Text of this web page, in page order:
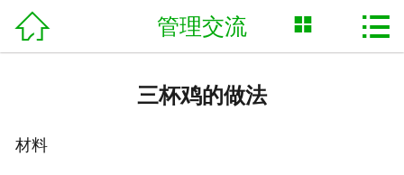
网站首页
 管理交流  
三杯鸡的做法
材料